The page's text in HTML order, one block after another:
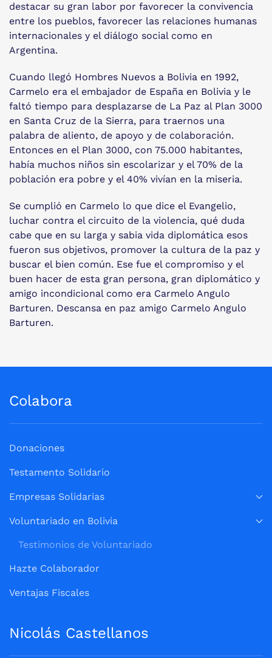
destacar su gran labor por favorecer la convivencia
entre los pueblos, favorecer las relaciones humanas
internacionales y el diálogo social como en
Argentina.
Cuando llegó Hombres Nuevos a Bolivia en 1992,
Carmelo era el embajador de España en Bolivia y le
faltó tiempo para desplazarse de La Paz al Plan 3000
en Santa Cruz de la Sierra, para traernos una
palabra de aliento, de apoyo y de colaboración.
Entonces en el Plan 3000, con 75.000 habitantes,
había muchos niños sin escolarizar y el 70% de la
población era pobre y el 40% vivían en la miseria.
Se cumplió en Carmelo lo que dice el Evangelio,
luchar contra el circuito de la violencia, qué duda
cabe que en su larga y sabia vida diplomática esos
fueron sus objetivos, promover la cultura de la paz y
buscar el bien común. Ese fue el compromiso y el
buen hacer de esta gran persona, gran diplomático y
amigo incondicional como era Carmelo Angulo
Barturen. Descansa en paz amigo Carmelo Angulo
Barturen.
Colabora
Donaciones
Testamento Solidario
Empresas Solidarias
Voluntariado en Bolivia
Testimonios de Voluntariado
Hazte Colaborador
Ventajas Fiscales
Nicolás Castellanos